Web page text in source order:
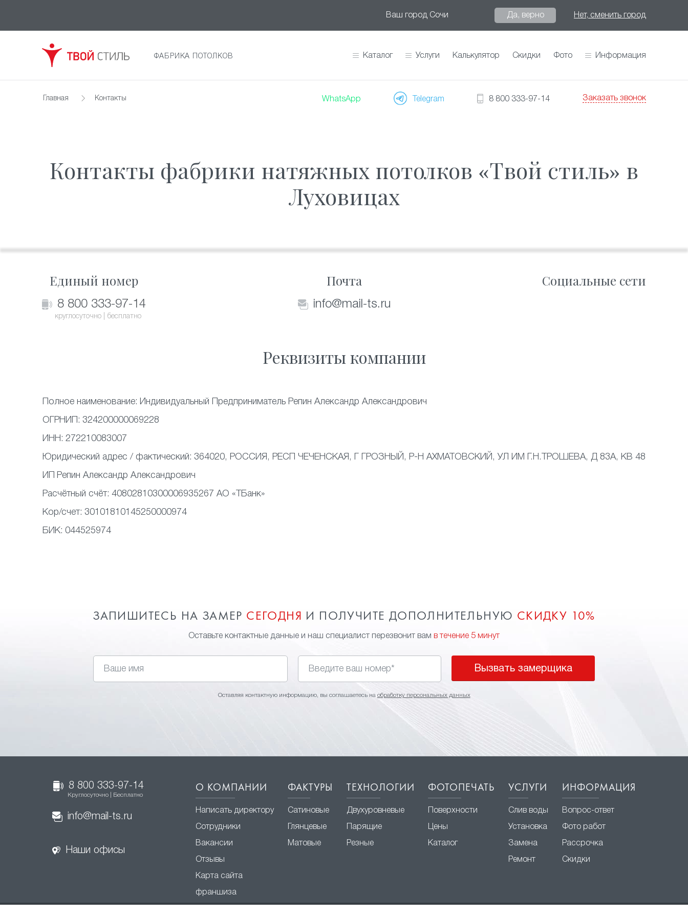
Ваш город Сочи Да, верно Нет, сменить город
ФАБРИКА ПОТОЛКОВ Каталог Услуги Калькулятор Скидки Фото Информация
Главная Контакты WhatsApp Telegram 8 800 333-97-14 Заказать звонок
Контакты фабрики натяжных потолков «Твой стиль» в
Луховицах
Единый номер
8 800 333-97-14
круглосуточно | бесплатно
Почта
info@mail-ts.ru
Социальные сети
Реквизиты компании
Полное наименование: Индивидуальный Предприниматель Репин Александр Александрович
ОГРНИП: 324200000069228
ИНН: 272210083007
Юридический адрес / фактический: 364020, РОССИЯ, РЕСП ЧЕЧЕНСКАЯ, Г ГРОЗНЫЙ, Р-Н АХМАТОВСКИЙ, УЛ ИМ Г.Н.ТРОШЕВА, Д 83А, КВ 48
ИП Репин Александр Александрович
Расчётный счёт: 40802810300006935267 АО «ТБанк»
Кор/счет: 30101810145250000974
БИК: 044525974
ЗАПИШИТЕСЬ НА ЗАМЕР СЕГОДНЯ И ПОЛУЧИТЕ ДОПОЛНИТЕЛЬНУЮ СКИДКУ 10%
Оставьте контактные данные и наш специалист перезвонит вам в течение 5 минут
Вызвать замерщика
Оставляя контактную информацию, вы соглашаетесь на обработку персональных данных
8 800 333-97-14
Круглосуточно | Бесплатно
info@mail-ts.ru
Наши офисы
О КОМПАНИИ
Написать директору
Сотрудники
Вакансии
Отзывы
Карта сайта
франшиза
ФАКТУРЫ
Сатиновые
Глянцевые
Матовые
ТЕХНОЛОГИИ
Двухуровневые
Парящие
Резные
ФОТОПЕЧАТЬ
Поверхности
Цены
Каталог
УСЛУГИ
Слив воды
Установка
Замена
Ремонт
ИНФОРМАЦИЯ
Вопрос-ответ
Фото работ
Рассрочка
Скидки